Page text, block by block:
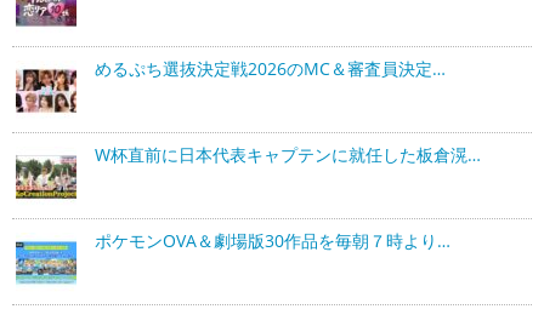
めるぷち選抜決定戦2026のMC＆審査員決定…
W杯直前に日本代表キャプテンに就任した板倉滉…
ポケモンOVA＆劇場版30作品を毎朝７時より…